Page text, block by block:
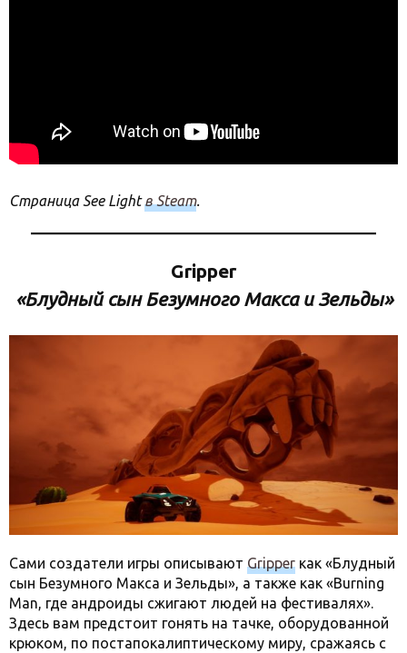
Страница See Lightв Steam.
Gripper
«Блудный сын Безумного Макса и Зельды»
Сами создатели игры описывают Gripper как «Блудный
сын Безумного Макса и Зельды», а также как «Burning
Man, где андроиды сжигают людей на фестивалях».
Здесь вам предстоит гонять на тачке, оборудованной
крюком, по постапокалиптическому миру, сражаясь с